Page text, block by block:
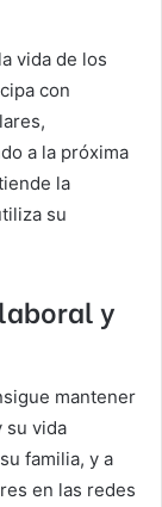
vida de los
con
a la próxima
la
su
y
mantener
su vida
familia, y a
en las redes